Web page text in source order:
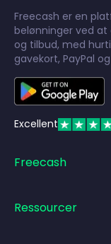
Freecash er en
belønninger ved
og tilbud, med
gavekort, PayPal
Excellent
Freecash
Ressourcer